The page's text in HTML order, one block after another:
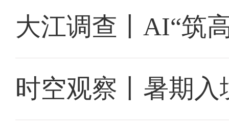
大江调查丨AI“筑
时空观察丨暑期入